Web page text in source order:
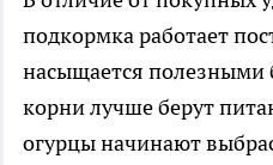
подкормка работает
насыщается полезными
корни лучше берут
огурцы начинают